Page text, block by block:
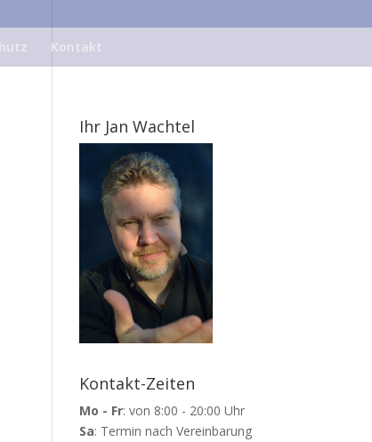
Kontakt
Ihr Jan Wachtel
Kontakt-Zeiten
Mo - Fr: von 8:00 - 20:00 Uhr
Sa: Termin nach Vereinbarung